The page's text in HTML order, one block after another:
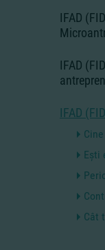
IFAD
IFAD
IFAD
Eşti
Cât